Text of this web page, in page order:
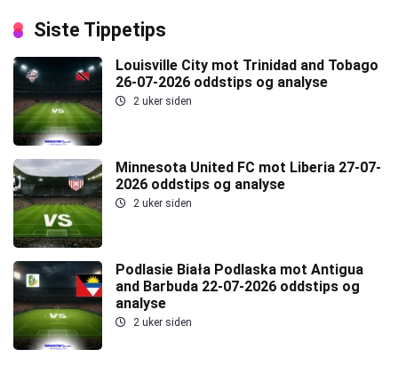
Siste Tippetips
Louisville City mot Trinidad and Tobago
26-07-2026 oddstips og analyse
2 uker siden
Minnesota United FC mot Liberia 27-07-
2026 oddstips og analyse
2 uker siden
Podlasie Biała Podlaska mot Antigua
and Barbuda 22-07-2026 oddstips og
analyse
2 uker siden